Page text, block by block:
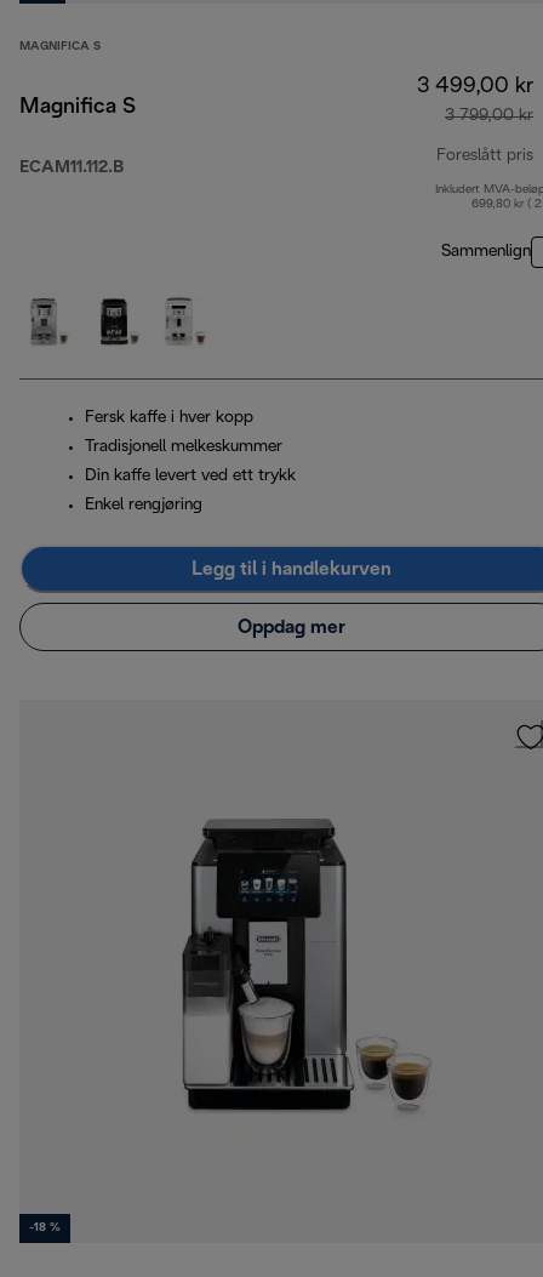
MAGNIFICA S
Magnifica S
ECAM11.112.B
3 499,00 kr
3 799,00 kr
Foreslått pris
Inkludert MVA-
699,80 kr (
Sammenlign
Fersk kaffe i hver kopp
Tradisjonell melkeskummer
Din kaffe levert ved ett trykk
Enkel rengjøring
Legg til i handlekurven
Oppdag mer
-18 %